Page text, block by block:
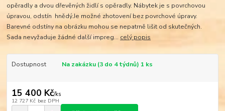
opěradly a dvou dřevěných židlí s opěradly. Nábytek je s povrchovou
úpravou, odstín hnědý.Je možné zhotovení bez povrchové úpravy.
Barevné odstíny na obrázku mohou se nepatrně lišit od skutečných.
Sada nevyžaduje žádné další impreg... celý popis
Dostupnost Na zakázku (3 do 4 týdnů) 1 ks
15 400 Kč/ks
12 727 Kč bez DPH